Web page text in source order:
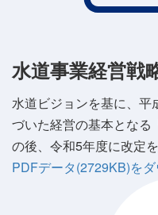
水道事業経営戦
水道ビジョンを基に、平
づいた経営の基本となる
の後、令和5年度に改定
PDFデータ(2729KB)を